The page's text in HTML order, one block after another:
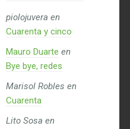
piolojuvera en
Cuarenta y cinco
Mauro Duarte en
Bye bye, redes
Marisol Robles en
Cuarenta
Lito Sosa en